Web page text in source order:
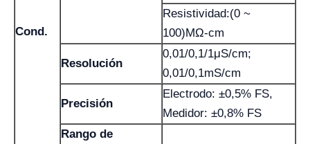
Cond.
Resistividad:(0 ~
100)MΩ-cm
Resolución
0,01/0,1/1μS/cm;
0,01/0,1mS/cm
Precisión
Electrodo: ±0,5% FS,
Medidor: ±0,8% FS
Rango de